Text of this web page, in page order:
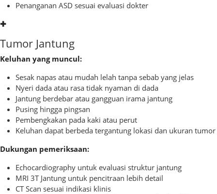
Penanganan ASD sesuai evaluasi dokter
✚
Tumor Jantung
Keluhan yang muncul:
Sesak napas atau mudah lelah tanpa sebab yang jelas
Nyeri dada atau rasa tidak nyaman di dada
Jantung berdebar atau gangguan irama jantung
Pusing hingga pingsan
Pembengkakan pada kaki atau perut
Keluhan dapat berbeda tergantung lokasi dan ukuran tumor
Dukungan pemeriksaan:
Echocardiography untuk evaluasi struktur jantung
MRI 3T Jantung untuk pencitraan lebih detail
CT Scan sesuai indikasi klinis